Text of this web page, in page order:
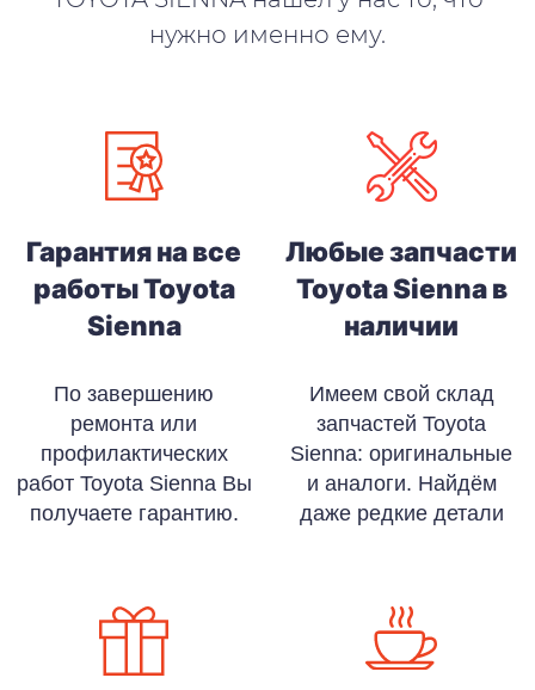
нужно именно ему.
Гарантия на все
работы Toyota
Sienna
По завершению
ремонта или
профилактических
работ Toyota Sienna Вы
получаете гарантию.
Любые запчасти
Toyota Sienna в
наличии
Имеем свой склад
запчастей Toyota
Sienna: оригинальные
и аналоги. Найдём
даже редкие детали